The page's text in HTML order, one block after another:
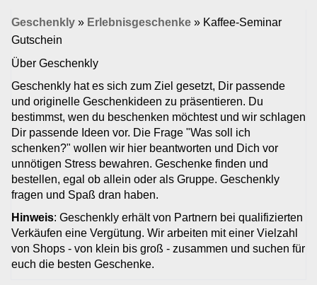
Geschenkly » Erlebnisgeschenke » Kaffee-Seminar
Gutschein
Über Geschenkly
Geschenkly hat es sich zum Ziel gesetzt, Dir passende
und originelle Geschenkideen zu präsentieren. Du
bestimmst, wen du beschenken möchtest und wir schlagen
Dir passende Ideen vor. Die Frage "Was soll ich
schenken?" wollen wir hier beantworten und Dich vor
unnötigen Stress bewahren. Geschenke finden und
bestellen, egal ob allein oder als Gruppe. Geschenkly
fragen und Spaß dran haben.
Hinweis: Geschenkly erhält von Partnern bei qualifizierten
Verkäufen eine Vergütung. Wir arbeiten mit einer Vielzahl
von Shops - von klein bis groß - zusammen und suchen für
euch die besten Geschenke.